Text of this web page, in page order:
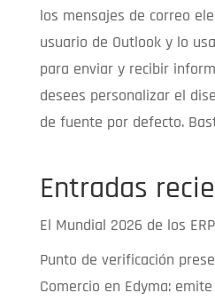
los mensajes de correo
usuario de Outlook y lo
para enviar y recibir
desees personalizar el
de fuente por defecto.
Entradas
El Mundial 2026 de los ERP
Punto de verificación
Comercio en Edyma: